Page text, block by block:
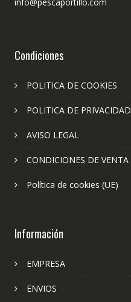
Condiciones
POLITICA DE COOKIES
POLITICA DE PRIVACIDAD
AVISO LEGAL
CONDICIONES DE VENTA
Política de cookies (UE)
Información
EMPRESA
ENVIOS